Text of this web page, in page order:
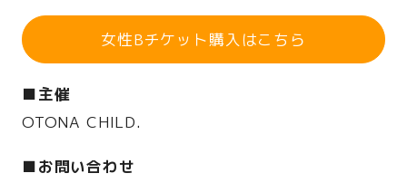
女性Bチケット購入はこちら
■主催
OTONA CHILD.
■お問い合わせ